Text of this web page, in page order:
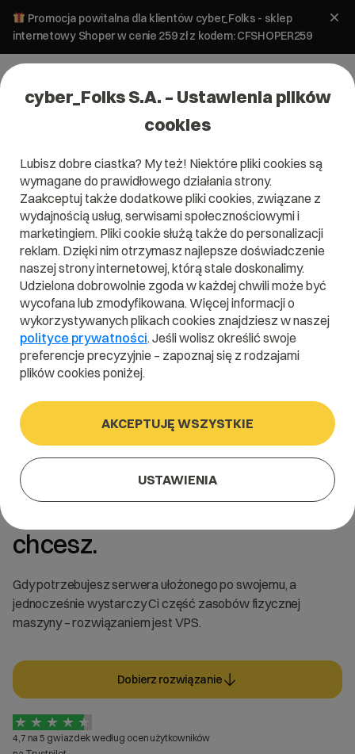
Promocja powitalna dla klientów cyber_Folks - sklep
internetowy Shoper w cenie 259 zł z kodem: CFSHOPER259
Ulepszone
Serwery VPS. Wszystko jak
chcesz.
Gdy potrzebujesz serwera ułożonego po swojemu, a
jednocześnie wystarczy Ci część zasobów fizycznej
maszyny – rozwiązaniem jest VPS.
Dobierz rozwiązanie
4,7 na 5 gwiazdek według ocen użytkowników
cyber_Folks S.A. – Ustawienia plików
cookies
Lubisz dobre ciastka? My też! Niektóre pliki cookies są
wymagane do prawidłowego działania strony.
Zaakceptuj także dodatkowe pliki cookies, związane z
wydajnością usług, serwisami społecznościowymi i
marketingiem. Pliki cookie służą także do personalizacji
reklam. Dzięki nim otrzymasz najlepsze doświadczenie
naszej strony internetowej, którą stale doskonalimy.
Udzielona dobrowolnie zgoda w każdej chwili może być
wycofana lub zmodyfikowana. Więcej informacji o
wykorzystywanych plikach cookies znajdziesz w naszej
polityce prywatności. Jeśli wolisz określić swoje
preferencje precyzyjnie – zapoznaj się z rodzajami
plików cookies poniżej.
AKCEPTUJĘ WSZYSTKIE
USTAWIENIA